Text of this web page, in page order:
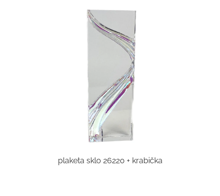
plaketa sklo 26220 + krabička